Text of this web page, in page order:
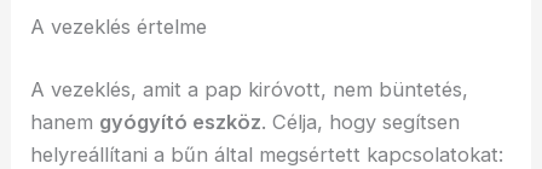
A vezeklés értelme
A vezeklés, amit a pap kiróvott, nem büntetés,
hanem gyógyító eszköz. Célja, hogy segítsen
helyreállítani a bűn által megsértett kapcsolatokat: